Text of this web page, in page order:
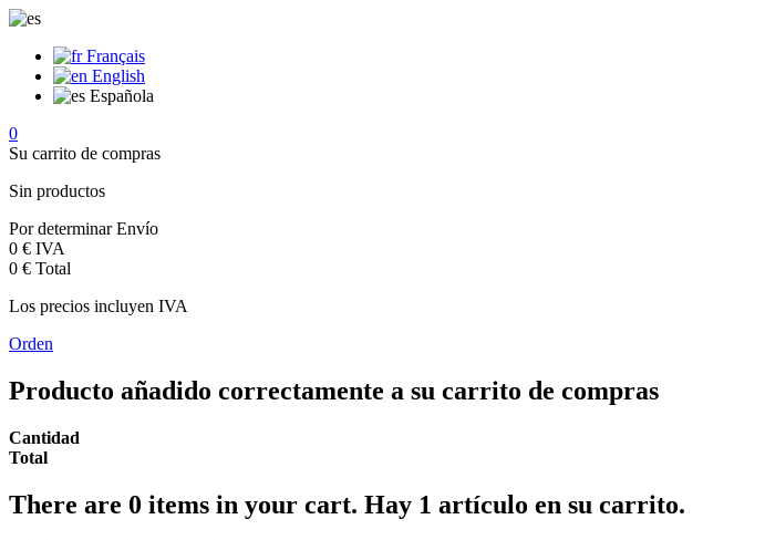
Français
English
Española
0
Su carrito de compras
Sin productos
Por determinarEnvío
0 € IVA
0 € Total
Los precios incluyen IVA
Orden
Producto añadido correctamente a su carrito de compras
Cantidad
Total
There are 0 items in your cart. Hay 1 artículo en su carrito.